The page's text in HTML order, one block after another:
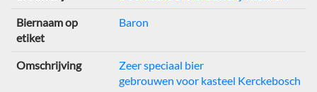
Biernaam op
etiket
Baron
Omschrijving
Zeer speciaal bier
gebrouwen voor kasteel Kerckebosch